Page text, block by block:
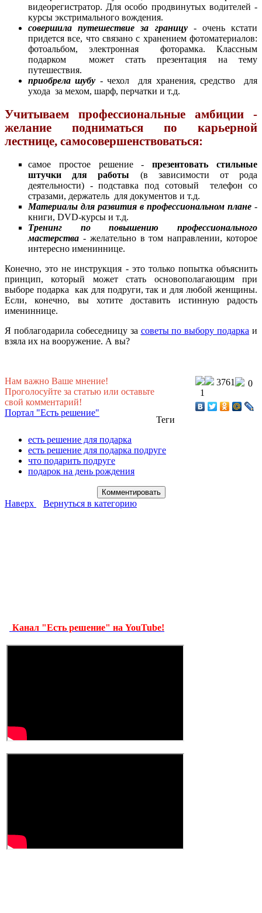
видеорегистратор. Для особо продвинутых водителей -
курсы экстримального вождения.
совершила путешествие за границу- очень кстати
придется все, что связано с хранением фотоматериалов:
фотоальбом, электронная фоторамка. Классным
подарком может стать презентация на тему
путешествия.
приобрела шубу - чехол для хранения, средство для
ухода за мехом, шарф, перчатки и т.д.
Учитываем профессиональные амбиции -
желание подниматься по карьерной
лестнице, самосовершенствоваться:
самое простое решение -презентовать стильные
штучки для работы (в зависимости от рода
деятельности) - подставка под сотовый телефон со
стразами, держатель для документов и т.д.
Материалы для развития в профессиональном плане -
книги, DVD-курсы и т.д.
Тренинг по повышению профессионального
мастерства - желательно в том направлении, которое
интересно имениннице.
Конечно, это не инструкция - это только попытка объяснить
принцип, который может стать основополагающим при
выборе подарка как для подруги, так и для любой женщины.
Если, конечно, вы хотите доставить истинную радость
имениннице.
Я поблагодарила собеседницу за советы по выбору подарка и
взяла их на вооружение. А вы?
Нам важно Ваше мнение!
Проголосуйте за статью или оставьте
свой комментарий!
Портал "Есть решение"
0
3761
1
Теги
есть решение для подарка
есть решение для подарка подруге
что подарить подруге
подарок на день рождения
Наверх Вернуться в категорию
Канал "Есть решение" на YouTube!